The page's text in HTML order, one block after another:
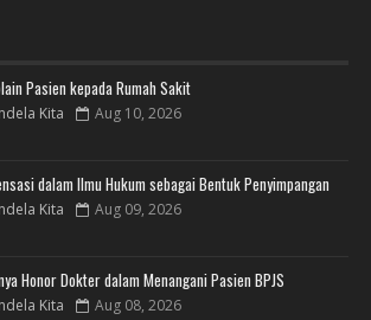
Pasien kepada Rumah Sakit
Kita Aug 10, 2026
dalam Ilmu Hukum sebagai Bentuk Penyimpangan
Kita Aug 09, 2026
Honor Dokter dalam Menangani Pasien BPJS
Kita Aug 08, 2026